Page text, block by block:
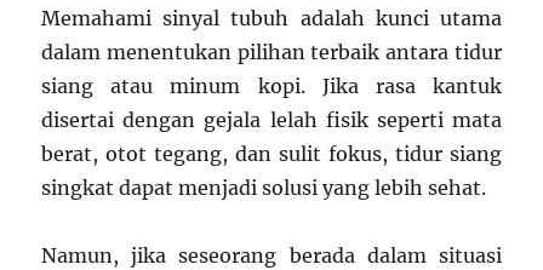
Memahami sinyal tubuh adalah kunci utama
dalam menentukan pilihan terbaik antara tidur
siang atau minum kopi. Jika rasa kantuk
disertai dengan gejala lelah fisik seperti mata
berat, otot tegang, dan sulit fokus, tidur siang
singkat dapat menjadi solusi yang lebih sehat.
Namun, jika seseorang berada dalam situasi